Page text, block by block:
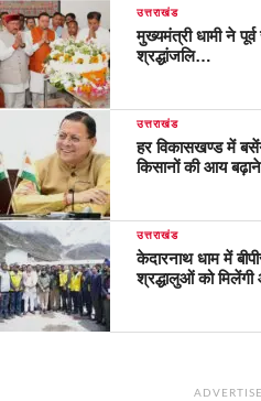
उत्तराखंड
मुख्यमंत्री धामी ने
श्रद्धांजलि…
उत्तराखंड
हर विकासखण्ड में
किसानों की आय
उत्तराखंड
केदारनाथ धाम में
श्रद्धालुओं को